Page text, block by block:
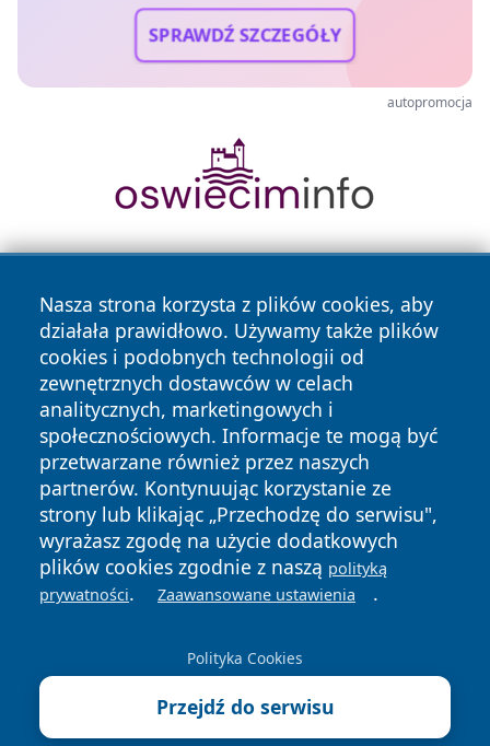
SPRAWDŹ SZCZEGÓŁY
autopromocja
Nasza strona korzysta z plików cookies, aby
działała prawidłowo. Używamy także plików
cookies i podobnych technologii od
zewnętrznych dostawców w celach
analitycznych, marketingowych i
społecznościowych. Informacje te mogą być
przetwarzane również przez naszych
partnerów. Kontynuując korzystanie ze
strony lub klikając „Przechodzę do serwisu",
wyrażasz zgodę na użycie dodatkowych
plików cookies zgodnie z naszą polityką
prywatności. Zaawansowane ustawienia .
Polityka Cookies
Przejdź do serwisu
Copyright © 2026 tarnowskie24.pl Wszystkie prawa
zastrzeżone.
News Autorzy
Polityka
Prywatności
Polityka
Cookies